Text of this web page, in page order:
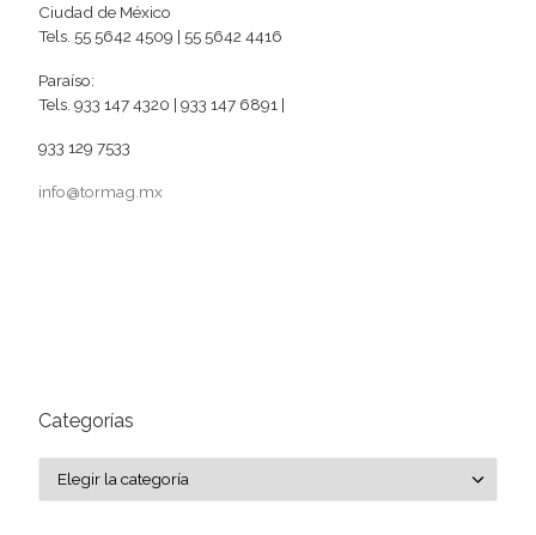
Ciudad de México
Tels. 55 5642 4509 | 55 5642 4416
Paraíso:
Tels. 933 147 4320 | 933 147 6891 |
933 129 7533
info@tormag.mx
Categorías